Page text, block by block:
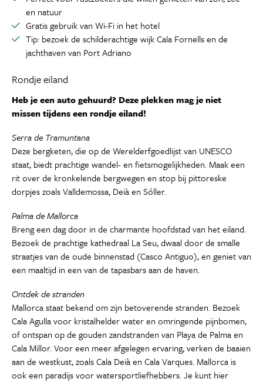
en natuur
Gratis gebruik van Wi-Fi in het hotel
Tip: bezoek de schilderachtige wijk Cala Fornells en de
jachthaven van Port Adriano
Rondje eiland
Heb je een auto gehuurd? Deze plekken mag je niet
missen tijdens een rondje eiland!
Serra de Tramuntana
Deze bergketen, die op de Werelderfgoedlijst van UNESCO
staat, biedt prachtige wandel- en fietsmogelijkheden. Maak een
rit over de kronkelende bergwegen en stop bij pittoreske
dorpjes zoals Valldemossa, Deià en Sóller.
Palma de Mallorca
Breng een dag door in de charmante hoofdstad van het eiland.
Bezoek de prachtige kathedraal La Seu, dwaal door de smalle
straatjes van de oude binnenstad (Casco Antiguo), en geniet van
een maaltijd in een van de tapasbars aan de haven.
Ontdek de stranden
Mallorca staat bekend om zijn betoverende stranden. Bezoek
Cala Agulla voor kristalhelder water en omringende pijnbomen,
of ontspan op de gouden zandstranden van Playa de Palma en
Cala Millor. Voor een meer afgelegen ervaring, verken de baaien
aan de westkust, zoals Cala Deià en Cala Varques. Mallorca is
ook een paradijs voor watersportliefhebbers. Je kunt hier